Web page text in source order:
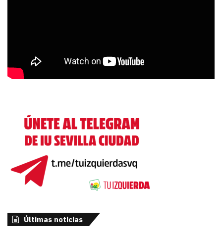
Últimas noticias